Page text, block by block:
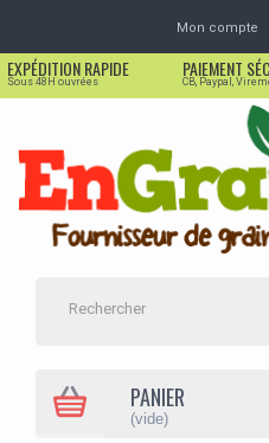
Mon compte
EXPÉDITION RAPIDE
Sous 48H ouvrées
PAIEMENT
CB, Paypal,
PANIER
(vide)